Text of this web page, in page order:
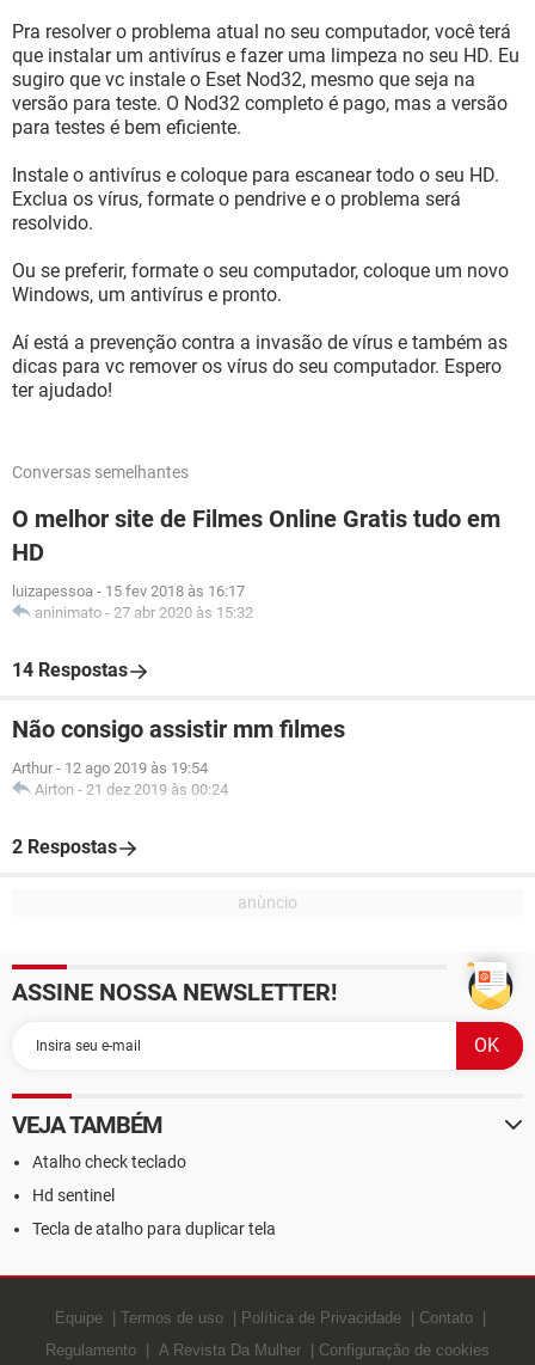
Pra resolver o problema atual no seu computador, você terá
que instalar um antivírus e fazer uma limpeza no seu HD. Eu
sugiro que vc instale o Eset Nod32, mesmo que seja na
versão para teste. O Nod32 completo é pago, mas a versão
para testes é bem eficiente.
Instale o antivírus e coloque para escanear todo o seu HD.
Exclua os vírus, formate o pendrive e o problema será
resolvido.
Ou se preferir, formate o seu computador, coloque um novo
Windows, um antivírus e pronto.
Aí está a prevenção contra a invasão de vírus e também as
dicas para vc remover os vírus do seu computador. Espero
ter ajudado!
Conversas semelhantes
O melhor site de Filmes Online Gratis tudo em
HD
luizapessoa - 15 fev 2018 às 16:17
aninimato - 27 abr 2020 às 15:32
14 Respostas
Não consigo assistir mm filmes
Arthur - 12 ago 2019 às 19:54
Airton - 21 dez 2019 às 00:24
2 Respostas
ASSINE NOSSA NEWSLETTER!
VEJA TAMBÉM
Atalho check teclado
Hd sentinel
Tecla de atalho para duplicar tela
Equipe Termos de uso Política de Privacidade
Contato
Regulamento
A Revista Da Mulher Configuração de cookies